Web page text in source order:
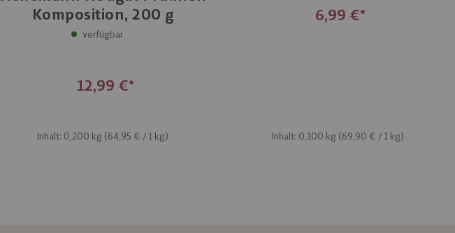
Komposition, 200 g
verfügbar
12,99 €
Inhalt: 0,200 kg (64,95 € / 1 kg)
6,99 €
Inhalt: 0,100 kg (69,90 € / 1 kg)